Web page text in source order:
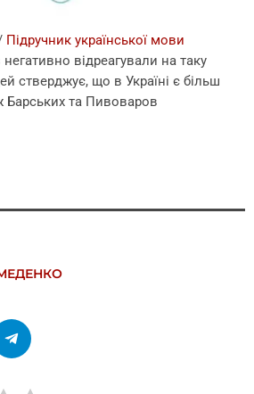
Підручник української мови
відреагували на таку
стверджує, що в Україні є більш
Барських та Пивоваров